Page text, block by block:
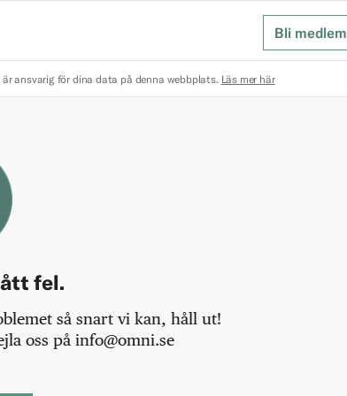
Bli medlem
ansvarig för dina data på denna webbplats. Läs mer här
fel.
så snart vi kan, håll ut!
oss på info@omni.se